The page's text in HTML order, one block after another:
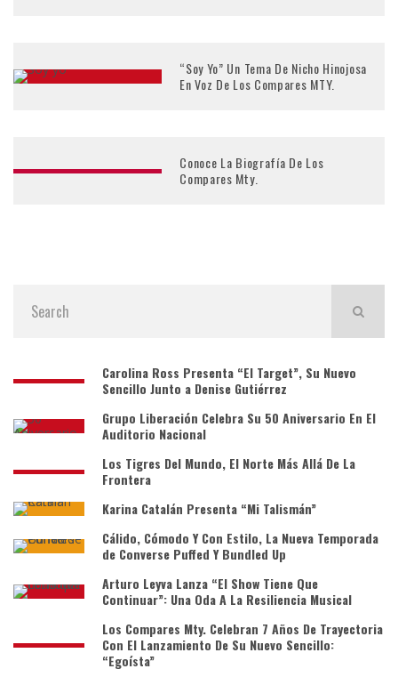
“Soy Yo” Un Tema De Nicho Hinojosa
En Voz De Los Compares MTY.
Conoce La Biografía De Los
Compares Mty.
Carolina Ross Presenta “El Target”, Su Nuevo
Sencillo Junto a Denise Gutiérrez
Grupo Liberación Celebra Su 50 Aniversario En El
Auditorio Nacional
Los Tigres Del Mundo, El Norte Más Allá De La
Frontera
Karina Catalán Presenta “Mi Talismán”
Cálido, Cómodo Y Con Estilo, La Nueva Temporada
de Converse Puffed Y Bundled Up
Arturo Leyva Lanza “El Show Tiene Que
Continuar”: Una Oda A La Resiliencia Musical
Los Compares Mty. Celebran 7 Años De Trayectoria
Con El Lanzamiento De Su Nuevo Sencillo:
“Egoísta”